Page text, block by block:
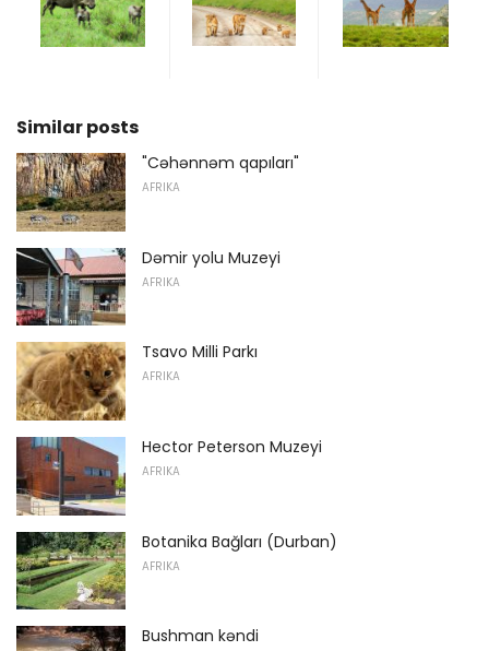
Similar posts
"Cəhənnəm qapıları"
AFRIKA
Dəmir yolu Muzeyi
AFRIKA
Tsavo Milli Parkı
AFRIKA
Hector Peterson Muzeyi
AFRIKA
Botanika Bağları (Durban)
AFRIKA
Bushman kəndi